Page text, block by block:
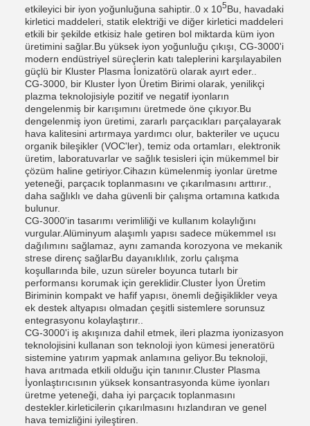
etkileyici bir iyon yoğunluğuna sahiptir..0 x 105Bu, havadaki
kirletici maddeleri, statik elektriği ve diğer kirletici maddeleri
etkili bir şekilde etkisiz hale getiren bol miktarda küm iyon
üretimini sağlar.Bu yüksek iyon yoğunluğu çıkışı, CG-3000'i
modern endüstriyel süreçlerin katı taleplerini karşılayabilen
güçlü bir Kluster Plasma İonizatörü olarak ayırt eder..
CG-3000, bir Kluster İyon Üretim Birimi olarak, yenilikçi
plazma teknolojisiyle pozitif ve negatif iyonların
dengelenmiş bir karışımını üretmede öne çıkıyor.Bu
dengelenmiş iyon üretimi, zararlı parçacıkları parçalayarak
hava kalitesini artırmaya yardımcı olur, bakteriler ve uçucu
organik bileşikler (VOC'ler), temiz oda ortamları, elektronik
üretim, laboratuvarlar ve sağlık tesisleri için mükemmel bir
çözüm haline getiriyor.Cihazın kümelenmiş iyonlar üretme
yeteneği, parçacık toplanmasını ve çıkarılmasını arttırır.,
daha sağlıklı ve daha güvenli bir çalışma ortamına katkıda
bulunur.
CG-3000'in tasarımı verimliliği ve kullanım kolaylığını
vurgular.Alüminyum alaşımlı yapısı sadece mükemmel ısı
dağılımını sağlamaz, aynı zamanda korozyona ve mekanik
strese direnç sağlarBu dayanıklılık, zorlu çalışma
koşullarında bile, uzun süreler boyunca tutarlı bir
performansı korumak için gereklidir.Cluster İyon Üretim
Biriminin kompakt ve hafif yapısı, önemli değişiklikler veya
ek destek altyapısı olmadan çeşitli sistemlere sorunsuz
entegrasyonu kolaylaştırır..
CG-3000'i iş akışınıza dahil etmek, ileri plazma iyonizasyon
teknolojisini kullanan son teknoloji iyon kümesi jeneratörü
sistemine yatırım yapmak anlamına geliyor.Bu teknoloji,
hava arıtmada etkili olduğu için tanınır.Cluster Plasma
İyonlaştırıcısının yüksek konsantrasyonda küme iyonları
üretme yeteneği, daha iyi parçacık toplanmasını
destekler.kirleticilerin çıkarılmasını hızlandıran ve genel
hava temizliğini iyileştiren.